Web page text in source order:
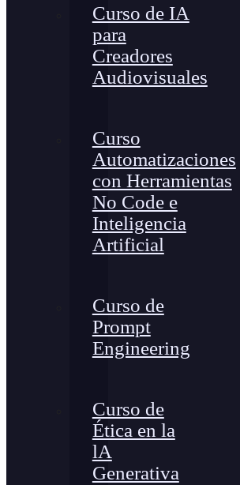
Curso de IA
para
Creadores
Audiovisuales
Curso
Automatizaciones
con Herramientas
No Code e
Inteligencia
Artificial
Curso de
Prompt
Engineering
Curso de
Ética en la
lA
Generativa